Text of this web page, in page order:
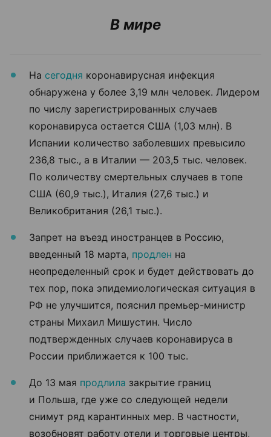
В мире
На сегодня коронавирусная инфекция
обнаружена у более 3,19 млн человек. Лидером
по числу зарегистрированных случаев
коронавируса остается США (1,03 млн). В
Испании количество заболевших превысило
236,8 тыс., а в Италии — 203,5 тыс. человек.
По количеству смертельных случаев в топе
США (60,9 тыс.), Италия (27,6 тыс.) и
Великобритания (26,1 тыс.).
Запрет на въезд иностранцев в Россию,
введенный 18 марта, продлен на
неопределенный срок и будет действовать до
тех пор, пока эпидемиологическая ситуация в
РФ не улучшится, пояснил премьер-министр
страны Михаил Мишустин. Число
подтвержденных случаев коронавируса в
России приближается к 100 тыс.
До 13 мая продлила закрытие границ
и Польша, где уже со следующей недели
снимут ряд карантинных мер. В частности,
возобновят работу отели и торговые центры,